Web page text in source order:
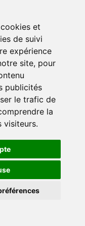
et
de suivi
expérience
site, pour
publicités
le trafic de
la
visiteurs.